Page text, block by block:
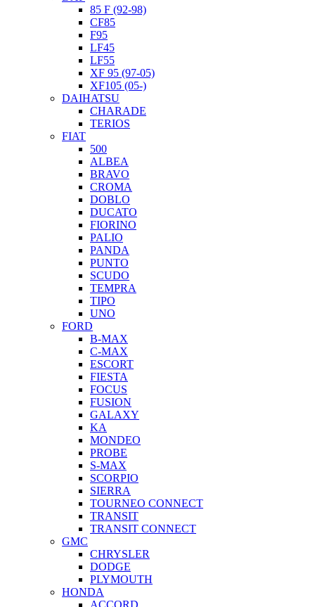
85 F (92-98)
CF85
F95
LF45
LF55
XF 95 (97-05)
XF105 (05-)
DAIHATSU
CHARADE
TERIOS
FIAT
500
ALBEA
BRAVO
CROMA
DOBLO
DUCATO
FIORINO
PALIO
PANDA
PUNTO
SCUDO
TEMPRA
TIPO
UNO
FORD
B-MAX
C-MAX
ESCORT
FIESTA
FOCUS
FUSION
GALAXY
KA
MONDEO
PROBE
S-MAX
SCORPIO
SIERRA
TOURNEO CONNECT
TRANSIT
TRANSIT CONNECT
GMC
CHRYSLER
DODGE
PLYMOUTH
HONDA
ACCORD